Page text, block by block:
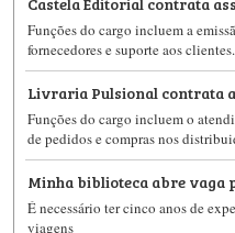
Funções do cargo incluem a
fornecedores e suporte aos clientes.
Livraria Pulsional contrata
Funções do cargo incluem o
de pedidos e compras nos
Minha biblioteca abre vaga
É necessário ter cinco anos de
viagens